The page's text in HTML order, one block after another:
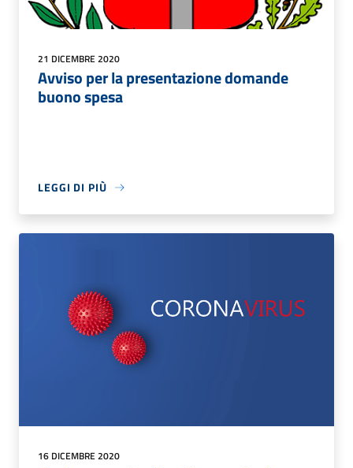
21 DICEMBRE 2020
Avviso per la presentazione domande
buono spesa
LEGGI DI PIÙ
16 DICEMBRE 2020